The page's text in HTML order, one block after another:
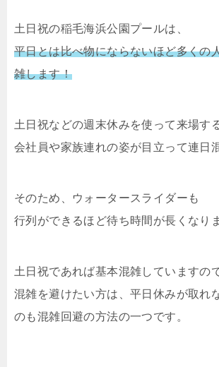
土日祝の稲毛海浜公園プールは、
平日とは比べ物にならないほど多くの
雑します！
土日祝などの週末休みを使って来場す
会社員や家族連れの姿が目立って連日
そのため、ウォータースライダーも
行列ができるほど待ち時間が長くなり
土日祝であれば基本混雑していますの
混雑を避けたい方は、平日休みが取れ
のも混雑回避の方法の一つです。